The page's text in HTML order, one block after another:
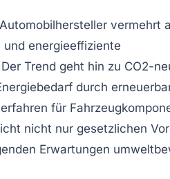
vermehrt
energieeffiziente
Trend geht hin zu CO2-
durch
für
nicht nur gesetzlichen
Erwartungen